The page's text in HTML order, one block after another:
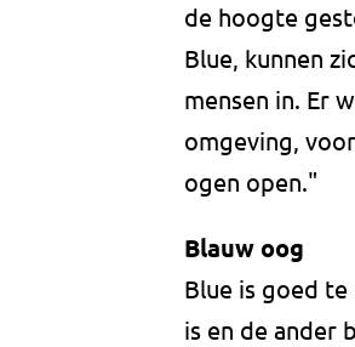
de hoogte
Blue, kunnen
mensen in. Er
omgeving,
ogen open."
Blauw oog
Blue is goed te
is en de ander